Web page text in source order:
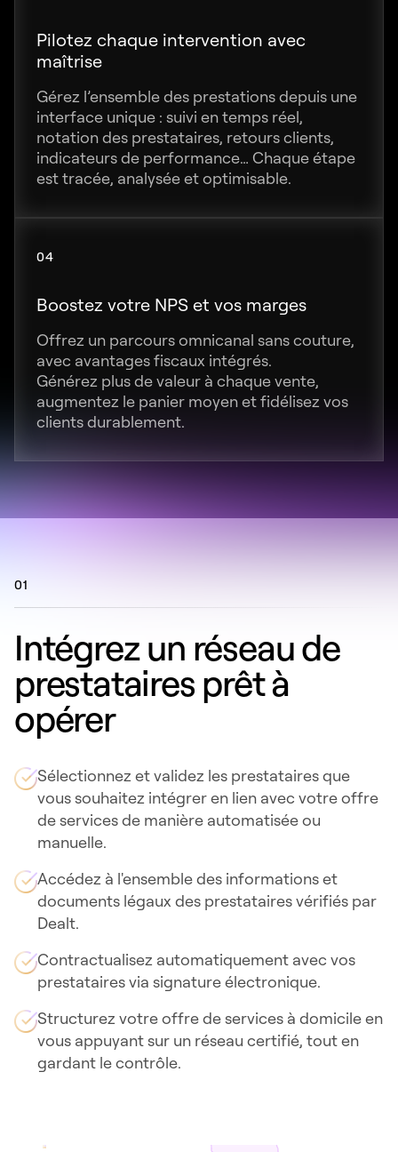
Pilotez chaque intervention avec
maîtrise
Gérez l’ensemble des prestations depuis une
interface unique : suivi en temps réel,
notation des prestataires, retours clients,
indicateurs de performance… Chaque étape
est tracée, analysée et optimisable.
04
Boostez votre NPS et vos marges
Offrez un parcours omnicanal sans couture,
avec avantages fiscaux intégrés.
Générez plus de valeur à chaque vente,
augmentez le panier moyen et fidélisez vos
clients durablement.
01
Intégrez un réseau de
prestataires prêt à
opérer
Sélectionnez et validez les prestataires que
vous souhaitez intégrer en lien avec votre offre
de services de manière automatisée ou
manuelle.
Accédez à l'ensemble des informations et
documents légaux des prestataires vérifiés par
Dealt.
Contractualisez automatiquement avec vos
prestataires via signature électronique.
Structurez votre offre de services à domicile en
vous appuyant sur un réseau certifié, tout en
gardant le contrôle.